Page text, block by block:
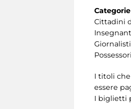
Cittadini
Possessori
I titoli
essere
I biglietti